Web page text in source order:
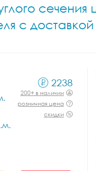
с
2238
200+ в наличии
розничная цена
скидки